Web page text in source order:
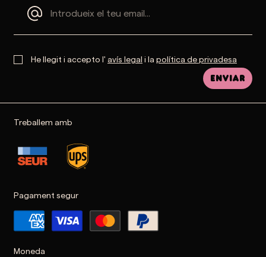
He llegit i accepto l' avís legal i la política de privadesa
Enviar
Treballem amb
Pagament segur
Moneda